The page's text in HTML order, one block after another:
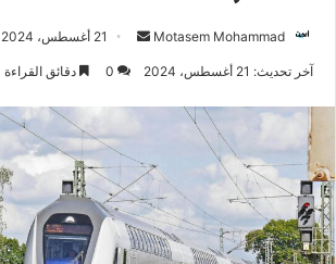
Motasem Mohammad 21 أغسطس، 2024
آخر تحديث: 21 أغسطس، 2024 0 دقائق القراءة 4